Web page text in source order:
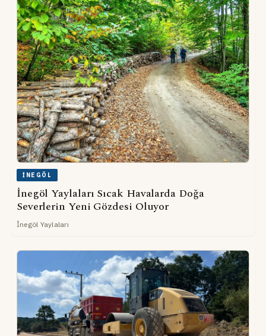
İNEGÖL
İnegöl Yaylaları Sıcak Havalarda Doğa
Severlerin Yeni Gözdesi Oluyor
İnegöl Yaylaları